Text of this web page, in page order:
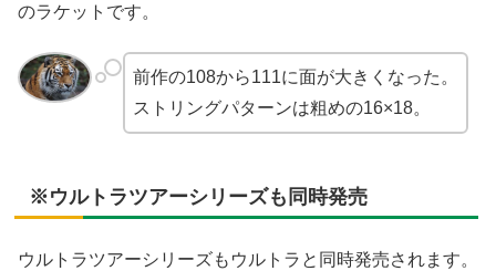
のラケットです。
前作の108から111に面が大きくなった。
ストリングパターンは粗めの16×18。
※ウルトラツアーシリーズも同時発売
ウルトラツアーシリーズもウルトラと同時発売されます。